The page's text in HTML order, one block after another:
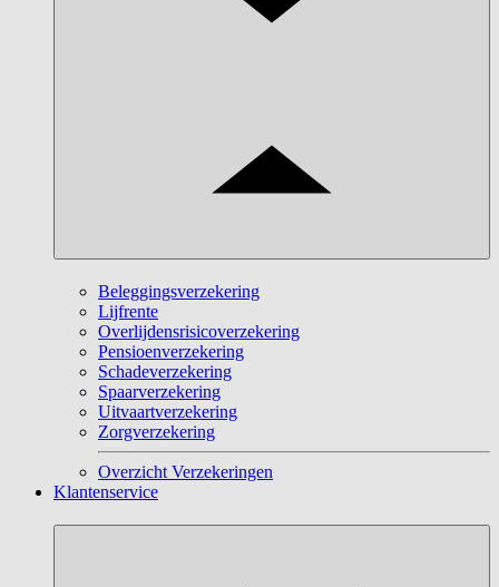
Beleggingsverzekering
Lijfrente
Overlijdensrisicoverzekering
Pensioenverzekering
Schadeverzekering
Spaarverzekering
Uitvaartverzekering
Zorgverzekering
Overzicht Verzekeringen
Klantenservice